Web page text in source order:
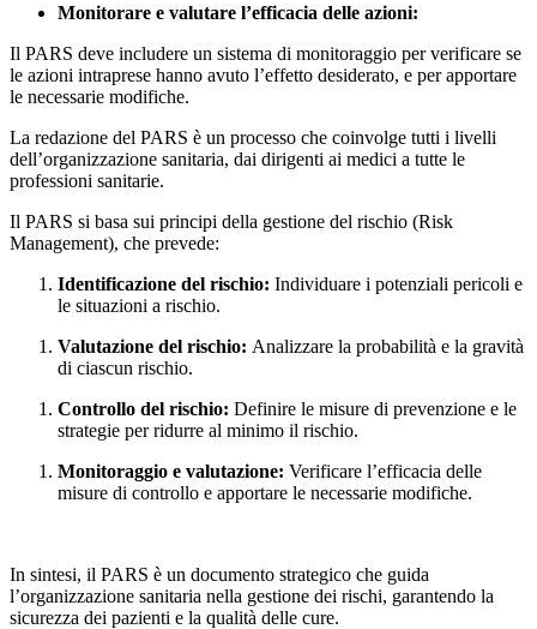
Monitorare e valutare l’efficacia delle azioni:
Il PARS deve includere un sistema di monitoraggio per verificare se
le azioni intraprese hanno avuto l’effetto desiderato, e per apportare
le necessarie modifiche.
La redazione del PARS è un processo che coinvolge tutti i livelli
dell’organizzazione sanitaria, dai dirigenti ai medici a tutte le
professioni sanitarie.
Il PARS si basa sui principi della gestione del rischio (Risk
Management), che prevede:
Identificazione del rischio: Individuare i potenziali pericoli e
le situazioni a rischio.
Valutazione del rischio: Analizzare la probabilità e la gravità
di ciascun rischio.
Controllo del rischio: Definire le misure di prevenzione e le
strategie per ridurre al minimo il rischio.
Monitoraggio e valutazione: Verificare l’efficacia delle
misure di controllo e apportare le necessarie modifiche.
In sintesi, il PARS è un documento strategico che guida
l’organizzazione sanitaria nella gestione dei rischi, garantendo la
sicurezza dei pazienti e la qualità delle cure.